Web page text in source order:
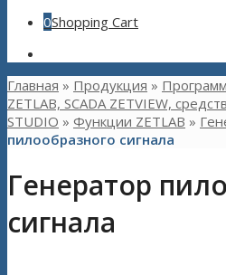
0Shopping Cart
Главная » Продукция »
ZETLAB, SCADA ZETVIEW,
STUDIO » Функции ZETLAB »
пилообразного сигнала
Генератор
сигнала